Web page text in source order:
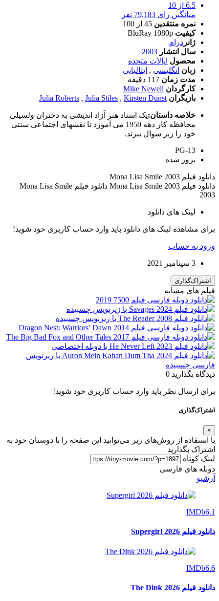
6.5 از 10
میانگین رای 79,183 نفر
نمره منتقدین 45 از 100
کیفیت BluRay 1080p
ژانر درام
سال انتشار 2003
محصول ایالات متحده
زبان انگلیسی , ایتالیایی
مدت زمان 117 دقیقه
کارگردان Mike Newell
بازیگران
Julia Roberts , Julia Stiles , Kirsten Dunst
خلاصه داستان:یک استاد هنر آزاد اندیشی به دختران ولسیلی
محافظه کار دهه 1950 می آموزد تا نقشهای اجتماعی سنتی
خود را زیر سوال ببرند.
PG-13
بروز‌ شده
دانلود فیلم Mona Lisa Smile 2003
دانلود فیلم Mona Lisa Smile 2003 دانلود فیلم Mona Lisa Smile
2003
لینک های دانلود
برای مشاهده لینک های دانلود باید وارد حساب کاربری خود شوید!
ورود به حساب
3 سپتامبر 2021
اشتراک‌گذاری
فیلم های مشابه
دیدگاه بگذارید 0
برای ارسال نظر باید وارد حساب کاربری خود شوید!
اشتراک‌گذاری
×
با استفاده از روش‌های زیر می‌توانید این صفحه را با دوستان خود به
اشتراک بگذارید
لینک کوتاه
دوبله های فارسی
آرشیو
IMDb6.1
دانلود فیلم Supergirl 2026
IMDb6.6
دانلود فیلم The Dink 2026